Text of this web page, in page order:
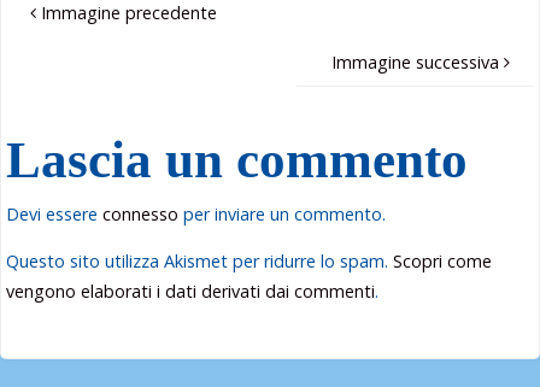
Immagine precedente
Immagine successiva
Lascia un commento
Devi essereconnesso per inviare un commento.
Questo sito utilizza Akismet per ridurre lo spam.Scopri come
vengono elaborati i dati derivati dai commenti.